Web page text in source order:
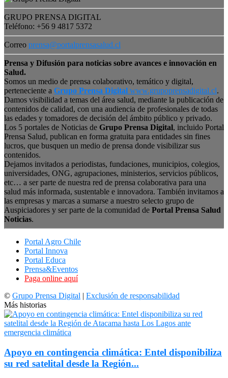
GRUPO PRENSA DIGITAL
Teléfono: +56 9 4817 5372
Correo prensa@portalprensasalud.cl
Prensa y Difusión para noticias sobre avances e innovación en
Salud.
Somos un medio de prensa colaborativo, temático y digital,
perteneciente a Grupo Prensa Digital www.grupoprensadigital.cl.
Damos visibilidad a temas del área salud, mediante la publicación de
contenidos de calidad, con una audiencia de profesionales de todas
las edades y tomadores de decisión del ámbito público y privado.
Los 5 portales de Noticias de Grupo Prensa Digital, incluido Portal
Prensa Salud, publican en forma gratuita para entidades sin fines
lucros, que busquen un medio de prensa donde visibilizar sus
contenidos.
Dejamos invitados a periodistas, fundaciones, municipios, colegios,
universidades, ONG, agrupaciones, ministerios, servicios públicos,
etc… a ser parte de nuestra red de prensa colaborativa para una
salud más informada, sustentable e innovadora. También invitamos a
las empresas y marcas a sumarse a nuestro selecto grupo de
Auspiciadores y ser parte de la comunidad de Portal Prensa Salud
Noticias.
Portal Agro Chile
Portal Innova
Portal Educa
Prensa&Eventos
Paga online aquí
© Grupo Prensa Digital | Exclusión de responsabilidad
Más historias
Apoyo en contingencia climática: Entel disponibiliza
su red satelital desde la Región...